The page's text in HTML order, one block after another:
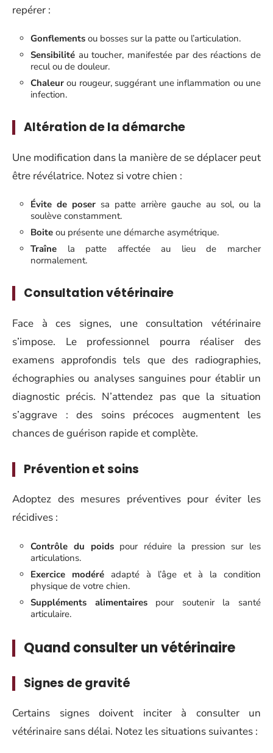
repérer :
Gonflements ou bosses sur la patte ou l’articulation.
Sensibilité au toucher, manifestée par des réactions de
recul ou de douleur.
Chaleur ou rougeur, suggérant une inflammation ou une
infection.
Altération de la démarche
Une modification dans la manière de se déplacer peut
être révélatrice. Notez si votre chien :
Évite de poser sa patte arrière gauche au sol, ou la
soulève constamment.
Boite ou présente une démarche asymétrique.
Traîne la patte affectée au lieu de marcher
normalement.
Consultation vétérinaire
Face à ces signes, une consultation vétérinaire
s’impose. Le professionnel pourra réaliser des
examens approfondis tels que des radiographies,
échographies ou analyses sanguines pour établir un
diagnostic précis. N’attendez pas que la situation
s’aggrave : des soins précoces augmentent les
chances de guérison rapide et complète.
Prévention et soins
Adoptez des mesures préventives pour éviter les
récidives :
Contrôle du poidspour réduire la pression sur les
articulations.
Exercice modéré adapté à l’âge et à la condition
physique de votre chien.
Suppléments alimentairespour soutenir la santé
articulaire.
Quand consulter un vétérinaire
Signes de gravité
Certains signes doivent inciter à consulter un
vétérinaire sans délai. Notez les situations suivantes :